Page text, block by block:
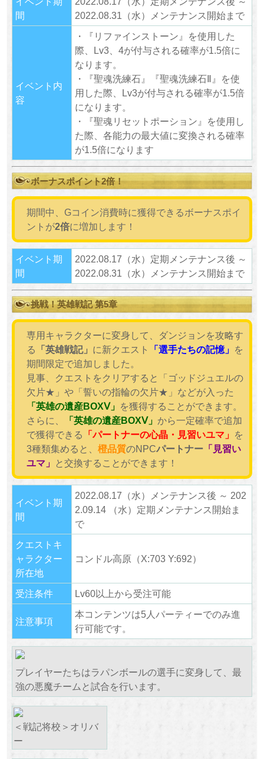
間
2022.08.31（水）メンテナンス開始まで
イベント内
容
・『リファインストーン』を使用した
際、Lv3、4が付与される確率が1.5倍に
なります。
・『聖魂洗練石』『聖魂洗練石Ⅱ』を使
用した際、Lv3が付与される確率が1.5倍
になります。
・『聖魂リセットポーション』を使用し
た際、各能力の最大値に変換される確率
が1.5倍になります
ボーナスポイント2倍！
期間中、Gコイン消費時に獲得できるボーナスポイ
ントが2倍に増加します！
イベント期
間
2022.08.17（水）定期メンテナンス後 ～
2022.08.31（水）メンテナンス開始まで
挑戦！英雄戦記 第5章
専用キャラクターに変身して、ダンジョンを攻略す
る 「英雄戦記」 に新クエスト 「選手たちの記憶」 を
期間限定で追加しました。
見事、クエストをクリアすると「ゴッドジュエルの
欠片★」や「誓いの指輪の欠片★」などが入った
「英雄の遺産BOXⅤ」 を獲得することができます。
さらに、
「英雄の遺産BOXⅤ」 から一定確率で追加
で獲得できる 「パートナーの心晶・見習いユマ 」 を
3種類集めると、 橙品質のNPCパートナー「見習い
ユマ」
と交換することができます！
イベント期
間
2022.08.17（水）メンテナンス後 ～ 202
2.09.14 （水）定期メンテナンス開始ま
で
クエストキ
ャラクター
所在地
コンドル高原（X:703 Y:692）
受注条件 Lv60以上から受注可能
注意事項
本コンテンツは5人パーティーでのみ進
行可能です。
プレイヤーたちはラパンボールの選手に変身して、最
強の悪魔チームと試合を行います。
＜戦記将校＞オリバ
ー